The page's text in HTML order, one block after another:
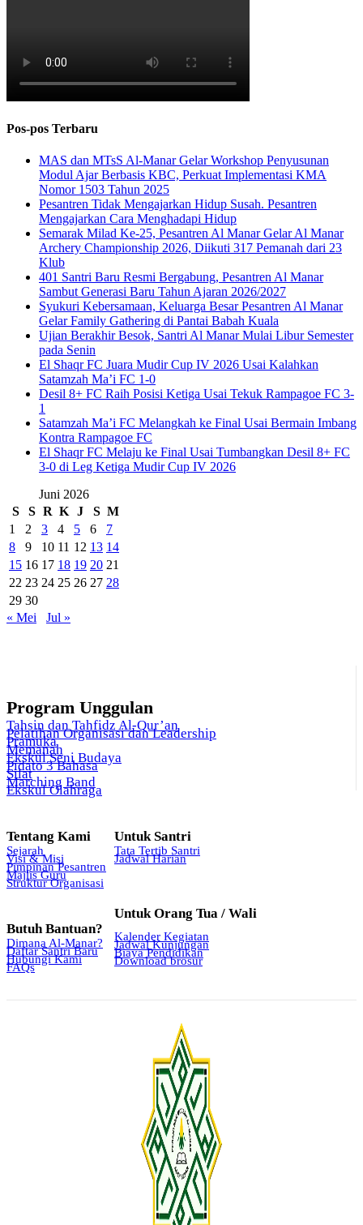
Pos-pos Terbaru
MAS dan MTsS Al-Manar Gelar Workshop Penyusunan
Modul Ajar Berbasis KBC, Perkuat Implementasi KMA
Nomor 1503 Tahun 2025
Pesantren Tidak Mengajarkan Hidup Susah. Pesantren
Mengajarkan Cara Menghadapi Hidup
Semarak Milad Ke-25, Pesantren Al Manar Gelar Al Manar
Archery Championship 2026, Diikuti 317 Pemanah dari 23
Klub
401 Santri Baru Resmi Bergabung, Pesantren Al Manar
Sambut Generasi Baru Tahun Ajaran 2026/2027
Syukuri Kebersamaan, Keluarga Besar Pesantren Al Manar
Gelar Family Gathering di Pantai Babah Kuala
Ujian Berakhir Besok, Santri Al Manar Mulai Libur Semester
pada Senin
El Shaqr FC Juara Mudir Cup IV 2026 Usai Kalahkan
Satamzah Ma’i FC 1-0
Desil 8+ FC Raih Posisi Ketiga Usai Tekuk Rampagoe FC 3-
1
Satamzah Ma’i FC Melangkah ke Final Usai Bermain Imbang
Kontra Rampagoe FC
El Shaqr FC Melaju ke Final Usai Tumbangkan Desil 8+ FC
3-0 di Leg Ketiga Mudir Cup IV 2026
Juni 2026
S
S R K J S M
1
2 3 4 5 6
7
8
9 10 11 12 13 14
15 16 17 18 19 20 21
22 23 24 25 26 27 28
29 30
« Mei
Jul »
Program Unggulan
Tahsin dan Tahfidz Al-Qur’an
Pelatihan Organisasi dan Leadership
Pramuka
Memanah
Ekskul Seni Budaya
Pidato 3 Bahasa
Silat
Marching Band
Ekskul Olahraga
Tentang Kami
Sejarah
Visi & Misi
Pimpinan Pesantren
Majlis Guru
Struktur Organisasi
Butuh Bantuan?
Dimana Al-Manar?
Daftar Santri Baru
Hubungi Kami
FAQs
Untuk Santri
Tata Tertib Santri
Jadwal Harian
Untuk Orang Tua / Wali
Kalender Kegiatan
Jadwal Kunjungan
Biaya Pendidikan
Download brosur